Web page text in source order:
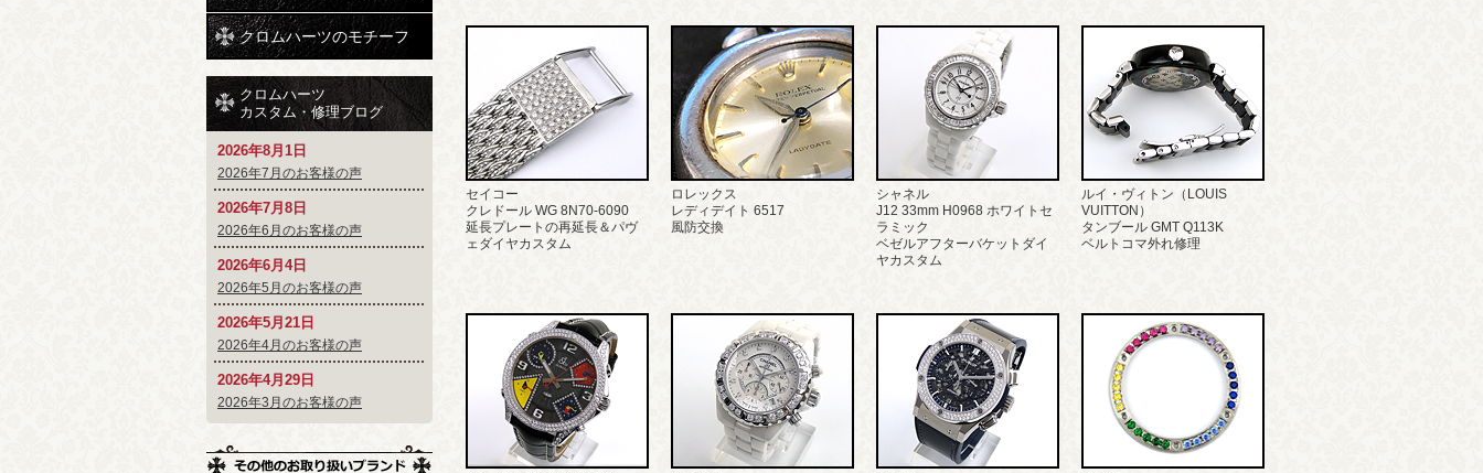
クロムハーツのモチーフ
クロムハーツ
カスタム・修理ブログ
2026年8月1日
2026年7月のお客様の声
2026年7月8日
2026年6月のお客様の声
2026年6月4日
2026年5月のお客様の声
2026年5月21日
2026年4月のお客様の声
2026年4月29日
2026年3月のお客様の声
セイコー
クレドール WG 8N70-6090
延長プレートの再延長＆パヴ
ェダイヤカスタム
ロレックス
レディデイト 6517
風防交換
シャネル
J12 33mm H0968 ホワイトセ
ラミック
ベゼルアフターバケットダイ
ヤカスタム
ルイ・ヴィトン（LOUIS
VUITTON）
タンブール GMT Q113K
ベルトコマ外れ修理